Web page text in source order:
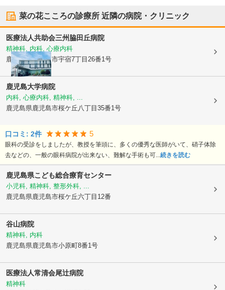
菜の花こころの診療所 近隣の病院・クリニック
医療法人共助会三州脇田丘病院
精神科, 内科, 心療内科
鹿児島県鹿児島市宇宿7丁目26番1号
鹿児島大学病院
内科, 心療内科, 精神科, ...
鹿児島県鹿児島市桜ケ丘八丁目35番1号
口コミ: 2件 5
眼科の受診をしましたが、教授を筆頭に、多くの優秀な医師がいて、硝子体除
去などの、一般の眼科病院が出来ない、難解な手術も可...続きを読む
鹿児島県こども総合療育センター
小児科, 精神科, 整形外科, ...
鹿児島県鹿児島市桜ケ丘六丁目12番
谷山病院
精神科, 内科
鹿児島県鹿児島市小原町8番1号
医療法人常清会尾辻病院
精神科